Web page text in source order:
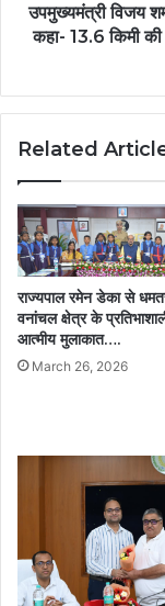
किया
भूमिपूजन,
किमी
3
बनने
से
गांवों
शहर
से
संपर्क
उपमुख्यमंत्री विजय
कहा- 13.6 किमी
Related
राज्यपाल रमेन डेका से
वनांचल क्षेत्र के
आत्मीय मुलाकात….
March 26, 2026